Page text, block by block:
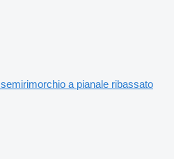
semirimorchio a pianale ribassato